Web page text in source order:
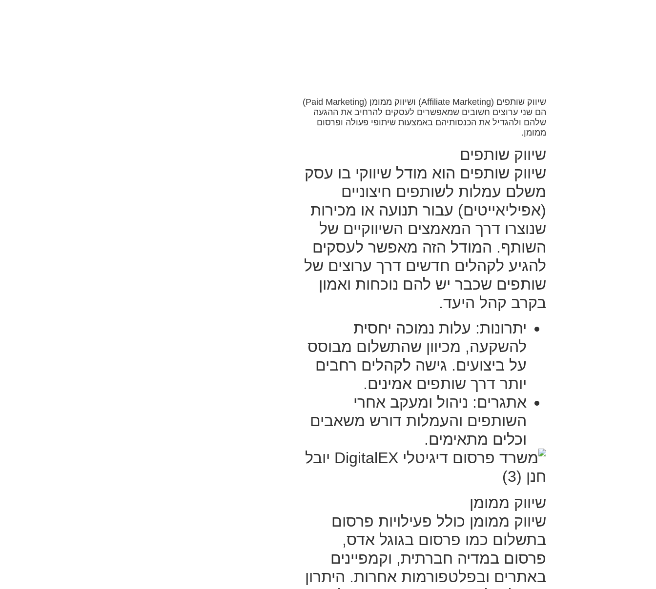
שיווק שותפים (Affiliate Marketing) ושיווק ממומן (Paid Marketing)
הם שני ערוצים חשובים שמאפשרים לעסקים להרחיב את ההגעה
שלהם ולהגדיל את הכנסותיהם באמצעות שיתופי פעולה ופרסום
ממומן.
שיווק שותפים
שיווק שותפים הוא מודל שיווקי בו עסק
משלם עמלות לשותפים חיצוניים
(אפיליאייטים) עבור תנועה או מכירות
שנוצרו דרך המאמצים השיווקיים של
השותף. המודל הזה מאפשר לעסקים
להגיע לקהלים חדשים דרך ערוצים של
שותפים שכבר יש להם נוכחות ואמון
בקרב קהל היעד.
יתרונות: עלות נמוכה יחסית
להשקעה, מכיוון שהתשלום מבוסס
על ביצועים. גישה לקהלים רחבים
יותר דרך שותפים אמינים.
אתגרים: ניהול ומעקב אחרי
השותפים והעמלות דורש משאבים
וכלים מתאימים.
שיווק ממומן
שיווק ממומן כולל פעילויות פרסום
בתשלום כמו פרסום בגוגל אדס,
פרסום במדיה חברתית, וקמפיינים
באתרים ובפלטפורמות אחרות. היתרון